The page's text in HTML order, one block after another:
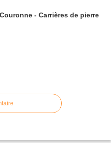
- Carrières de pierre